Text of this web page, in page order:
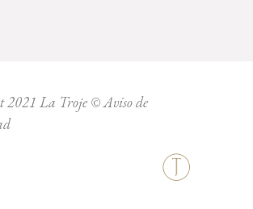
2021 La Troje ©Aviso de